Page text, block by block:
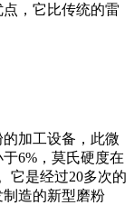
，它比传统的雷
加工设备，此微
6%，莫氏硬度在
它是经过20多次的
造的新型磨粉